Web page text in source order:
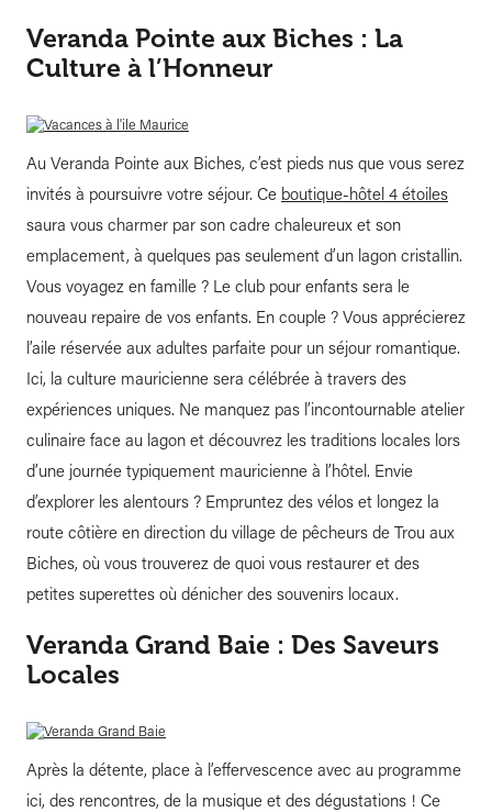
Veranda Pointe aux Biches : La
Culture à l’Honneur
Au Veranda Pointe aux Biches, c’est pieds nus que vous serez
invités à poursuivre votre séjour. Ce boutique-hôtel 4 étoiles
saura vous charmer par son cadre chaleureux et son
emplacement, à quelques pas seulement d’un lagon cristallin.
Vous voyagez en famille ? Le club pour enfants sera le
nouveau repaire de vos enfants. En couple ? Vous apprécierez
l’aile réservée aux adultes parfaite pour un séjour romantique.
Ici, la culture mauricienne sera célébrée à travers des
expériences uniques. Ne manquez pas l’incontournable atelier
culinaire face au lagon et découvrez les traditions locales lors
d’une journée typiquement mauricienne à l’hôtel. Envie
d’explorer les alentours ? Empruntez des vélos et longez la
route côtière en direction du village de pêcheurs de Trou aux
Biches, où vous trouverez de quoi vous restaurer et des
petites superettes où dénicher des souvenirs locaux.
Veranda Grand Baie : Des Saveurs
Locales
Après la détente, place à l’effervescence avec au programme
ici, des rencontres, de la musique et des dégustations ! Ce